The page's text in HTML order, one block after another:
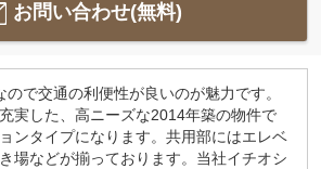
お問い合わせ(無料)
で交通の利便性が良いのが魅力です。
実した、高ニーズな2014年築の物件で
ンタイプになります。共用部にはエレベ
場などが揃っております。当社イチオシ